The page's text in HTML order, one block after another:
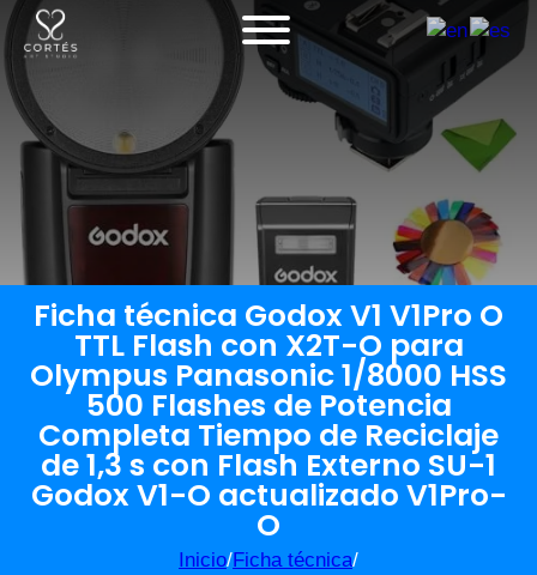
Ficha técnica Godox V1 V1Pro O
TTL Flash con X2T-O para
Olympus Panasonic 1/8000 HSS
500 Flashes de Potencia
Completa Tiempo de Reciclaje
de 1,3 s con Flash Externo SU-1
Godox V1-O actualizado V1Pro-
O
Inicio/Ficha técnica/